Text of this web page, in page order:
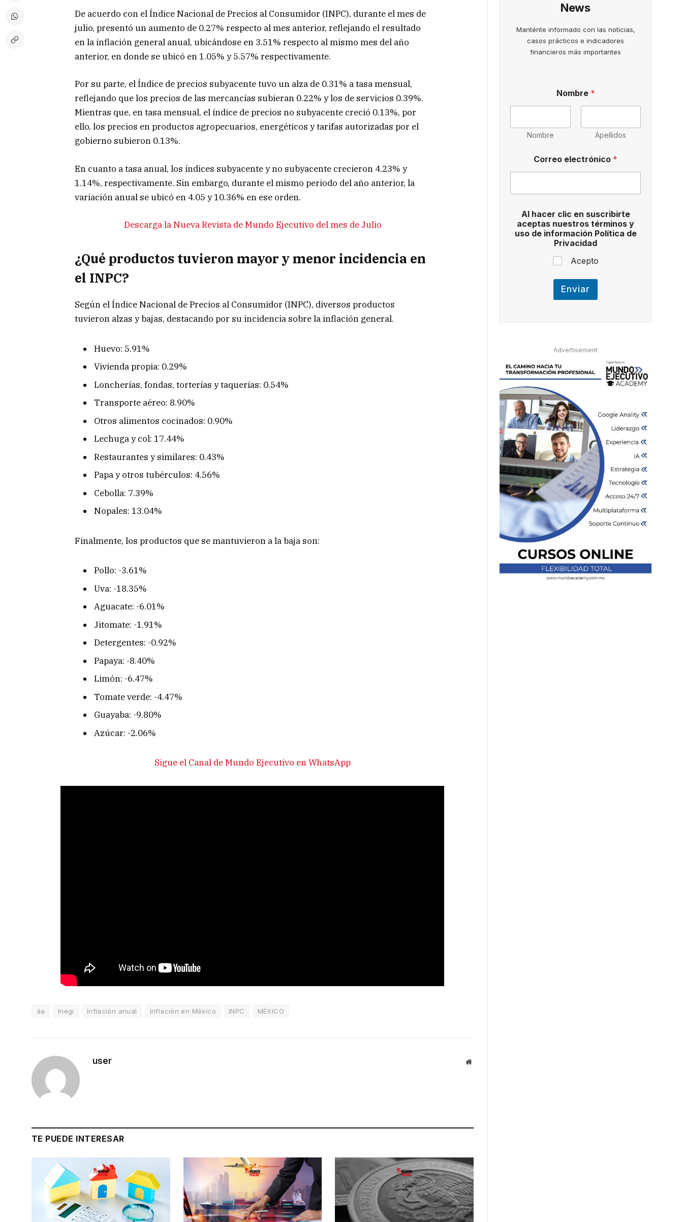
De acuerdo con el Índice Nacional de Precios al Consumidor (INPC), durante el mes de
julio, presentó un aumento de 0.27% respecto al mes anterior, reflejando el resultado
en la inflación general anual, ubicándose en 3.51% respecto al mismo mes del año
anterior, en donde se ubicó en 1.05% y 5.57% respectivamente.
Por su parte, el Índice de precios subyacente tuvo un alza de 0.31% a tasa mensual,
reflejando que los precios de las mercancías subieran 0.22% y los de servicios 0.39%.
Mientras que, en tasa mensual, el índice de precios no subyacente creció 0.13%, por
ello, los precios en productos agropecuarios, energéticos y tarifas autorizadas por el
gobierno subieron 0.13%.
En cuanto a tasa anual, los índices subyacente y no subyacente crecieron 4.23% y
1.14%, respectivamente. Sin embargo, durante el mismo periodo del año anterior, la
variación anual se ubicó en 4.05 y 10.36% en ese orden.
Descarga la Nueva Revista de Mundo Ejecutivo del mes de Julio
¿Qué productos tuvieron mayor y menor incidencia en
el INPC?
Según el Índice Nacional de Precios al Consumidor (INPC), diversos productos
tuvieron alzas y bajas, destacando por su incidencia sobre la inflación general.
Huevo: 5.91%
Vivienda propia: 0.29%
Loncherías, fondas, torterías y taquerías: 0.54%
Transporte aéreo: 8.90%
Otros alimentos cocinados: 0.90%
Lechuga y col: 17.44%
Restaurantes y similares: 0.43%
Papa y otros tubérculos: 4.56%
Cebolla: 7.39%
Nopales: 13.04%
Finalmente, los productos que se mantuvieron a la baja son:
Pollo: -3.61%
Uva: -18.35%
Aguacate: -6.01%
Jitomate: -1.91%
Detergentes: -0.92%
Papaya: -8.40%
Limón: -6.47%
Tomate verde: -4.47%
Guayaba: -9.80%
Azúcar: -2.06%
Sigue el Canal de Mundo Ejecutivo en WhatsApp
áa Inegi Inflación anual Inflación en México INPC MÉXICO
user Website
TE PUEDE INTERESAR
News
Manténte informado con las noticias,
casos prácticos e indicadores
financieros más importantes
l
l
í
i
a
Nombre *
Nombre Apellidos
Correo electrónico *
Al hacer clic en suscribirte
aceptas nuestros términos y
uso de información Política de
Privacidad
Acepto
Enviar
Advertisement